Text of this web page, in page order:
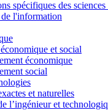
spécifiques des
l'information
et social
économique
social
et naturelles
l’ingénieur et